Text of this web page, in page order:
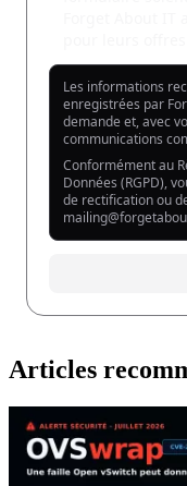
Articles